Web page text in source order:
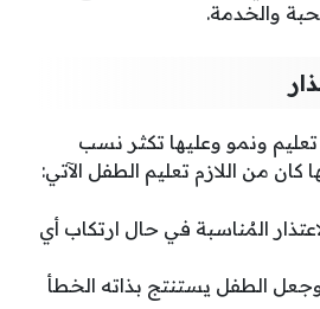
والخدمة.
ونمو وعليها تكثر نسب
كان من اللازم تعليم الطفل الآتي:
المُناسبة في حال ارتكاب أي
الطفل يستنتج بذاته الخطأ